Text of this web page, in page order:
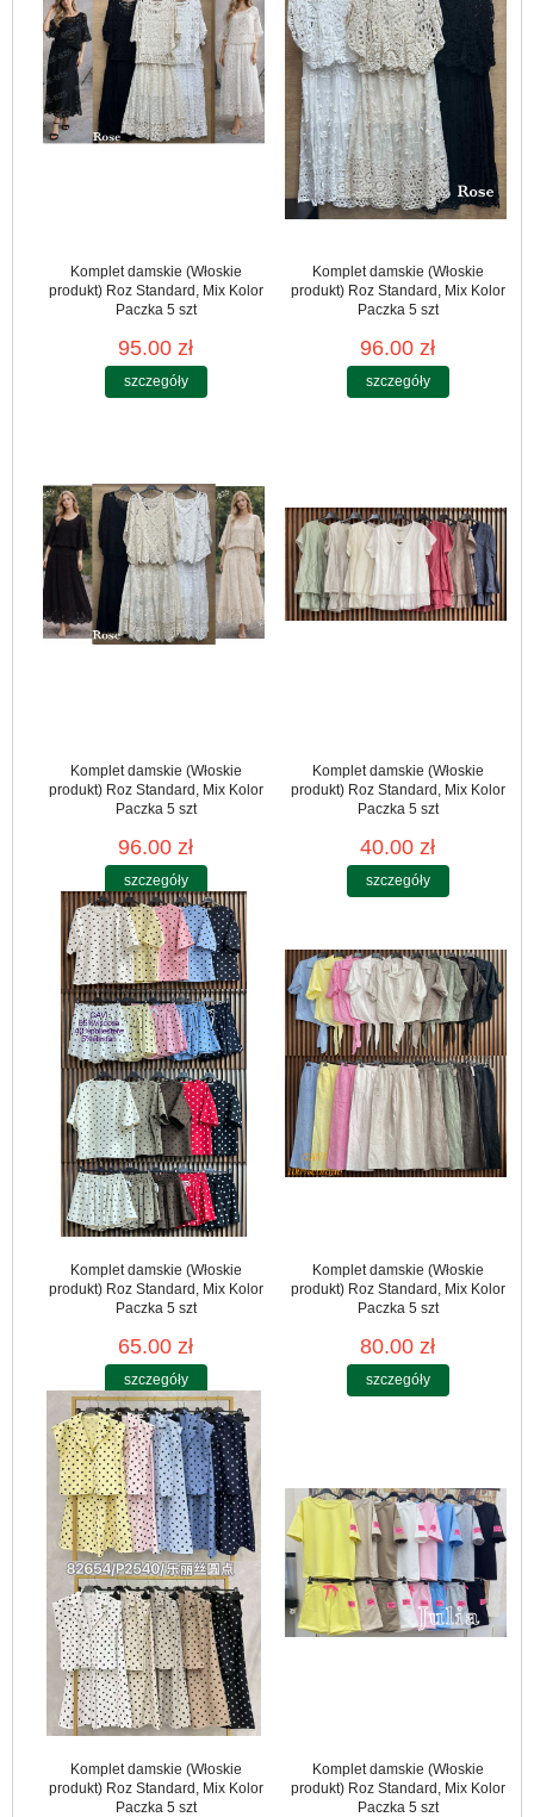
Komplet damskie (Włoskie
produkt) Roz Standard, Mix Kolor
Paczka 5 szt
95.00 zł
szczegóły
Komplet damskie (Włoskie
produkt) Roz Standard, Mix Kolor
Paczka 5 szt
96.00 zł
szczegóły
Komplet damskie (Włoskie
produkt) Roz Standard, Mix Kolor
Paczka 5 szt
96.00 zł
szczegóły
Komplet damskie (Włoskie
produkt) Roz Standard, Mix Kolor
Paczka 5 szt
40.00 zł
szczegóły
Komplet damskie (Włoskie
produkt) Roz Standard, Mix Kolor
Paczka 5 szt
65.00 zł
szczegóły
Komplet damskie (Włoskie
produkt) Roz Standard, Mix Kolor
Paczka 5 szt
80.00 zł
szczegóły
Komplet damskie (Włoskie
produkt) Roz Standard, Mix Kolor
Paczka 5 szt
Komplet damskie (Włoskie
produkt) Roz Standard, Mix Kolor
Paczka 5 szt